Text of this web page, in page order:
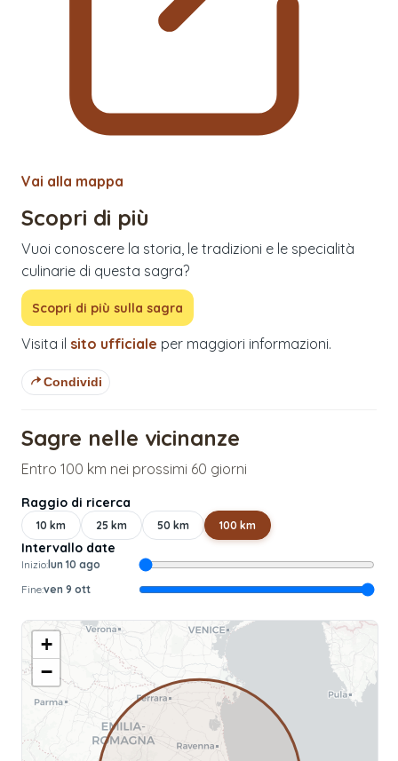
Vai alla mappa
Scopri di più
Vuoi conoscere la storia, le tradizioni e le specialità
culinarie di questa sagra?
Scopri di più sulla sagra
Visita il sito ufficiale per maggiori informazioni.
Condividi
Sagre nelle vicinanze
Entro 100 km nei prossimi 60 giorni
Raggio di ricerca
10 km 25 km 50 km 100 km
Intervallo date
Inizio:lun 10 ago
Fine:ven 9 ott
+
−